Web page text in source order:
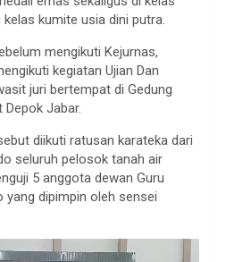
kumite usia dini putra.
mengikuti Kejurnas,
kegiatan Ujian Dan
juri bertempat di Gedung
Jabar.
diikuti ratusan karateka dari
seluruh pelosok tanah air
5 anggota dewan Guru
yang dipimpin oleh sensei